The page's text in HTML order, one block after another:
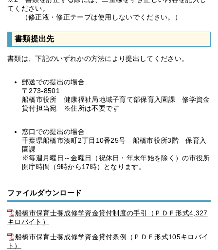
てください。
（修正液・修正テープは使用しないでください。）
書類提出先
書類は、下記のいずれかの方法により提出してください。
郵送での提出の場合
〒273-8501
船橋市役所 健康福祉局地域子育て部保育入園課 修学資金
貸付担当宛 ※住所は不要です
窓口での提出の場合
千葉県船橋市湊町2丁目10番25号 船橋市役所3階 保育入
園課
※毎週月曜日～金曜日（祝休日・年末年始を除く）の市役所
開庁時間（9時から17時）となります。
ファイルダウンロード
船橋市保育士養成修学資金貸付制度の手引（ＰＤＦ形式4,327
キロバイト）
船橋市保育士養成修学資金貸付条例（ＰＤＦ形式105キロバイ
ト）